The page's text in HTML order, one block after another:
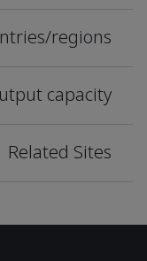
regions
capacity
Related Sites